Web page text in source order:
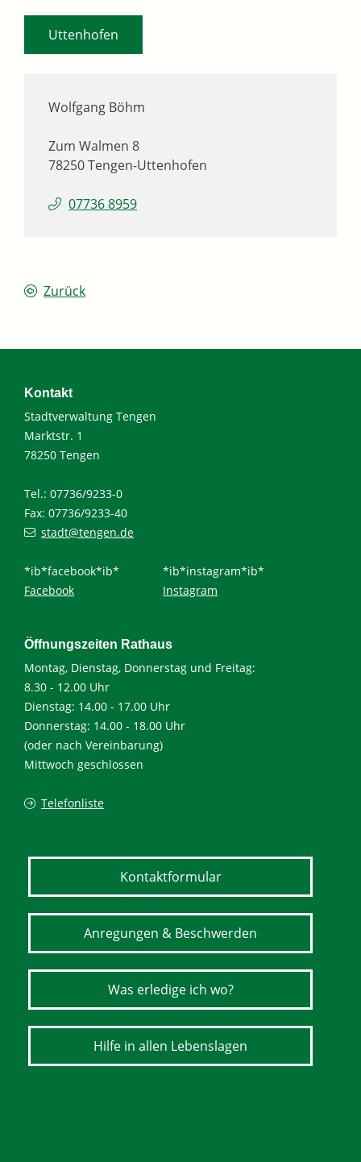
Wolfgang Böhm
Zum Walmen 8
78250Tengen-Uttenhofen
07736 8959
Uttenhofen
Zurück
Kontakt
Stadtverwaltung Tengen
Marktstr. 1
78250 Tengen
Tel.: 07736/9233-0
Fax: 07736/9233-40
stadt@tengen.de
*ib*facebook*ib*
Facebook
*ib*instagram*ib*
Instagram
Öffnungszeiten Rathaus
Montag, Dienstag, Donnerstag und Freitag:
8.30 - 12.00 Uhr
Dienstag: 14.00 - 17.00 Uhr
Donnerstag: 14.00 - 18.00 Uhr
(oder nach Vereinbarung)
Mittwoch geschlossen
Telefonliste
Kontaktformular
Anregungen & Beschwerden
Was erledige ich wo?
Hilfe in allen Lebenslagen